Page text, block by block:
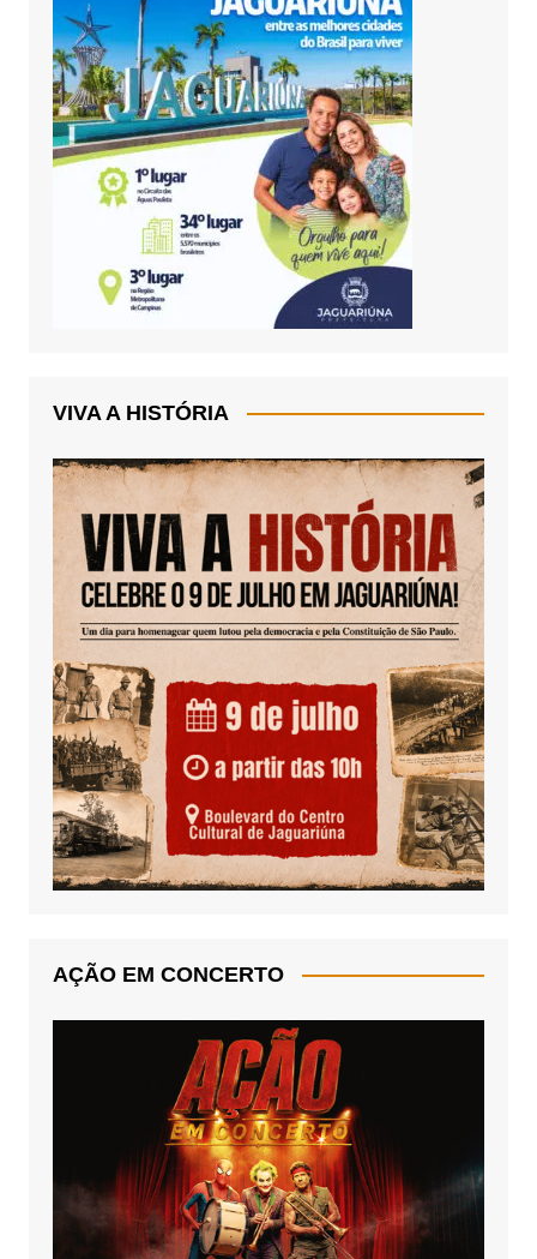
VIVA A HISTÓRIA
AÇÃO EM CONCERTO